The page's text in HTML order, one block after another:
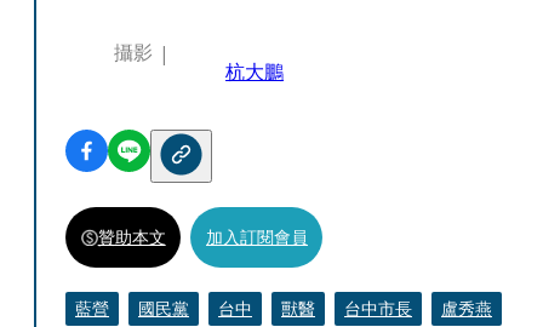
攝影
杭大鵬
贊助本文 加入訂閱會員
藍營 國民黨 台中 獸醫 台中市長
盧秀燕